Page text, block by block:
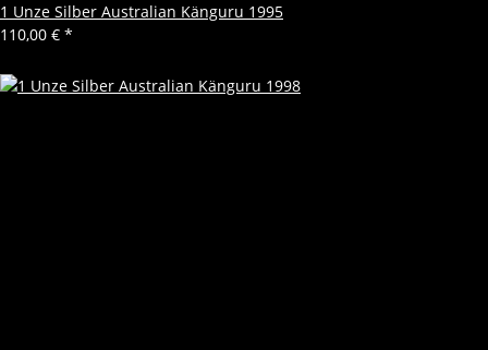
1 Unze Silber Australian Känguru 1995
110,00 € *